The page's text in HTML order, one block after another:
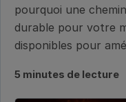
pourquoi une
durable pour votre
disponibles pour
5 minutes de lecture